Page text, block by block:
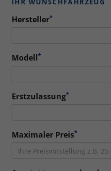
Hersteller*
Modell*
Erstzulassung*
Maximaler Preis*